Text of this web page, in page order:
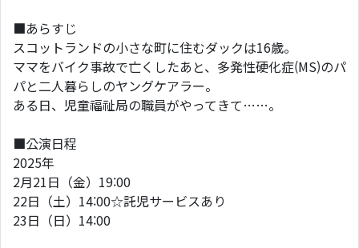
■あらすじ
スコットランドの小さな町に住むダックは16歳。
ママをバイク事故で亡くしたあと、多発性硬化症(MS)のパ
パと二人暮らしのヤングケアラー。
ある日、児童福祉局の職員がやってきて……。
■公演日程
2025年
2月21日（金）19:00
22日（土）14:00☆託児サービスあり
23日（日）14:00